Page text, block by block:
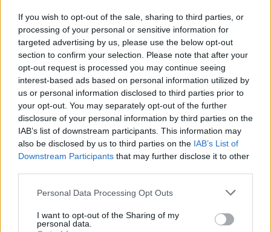
If you wish to opt-out of the sale, sharing to third parties, or
processing of your personal or sensitive information for
targeted advertising by us, please use the below opt-out
section to confirm your selection. Please note that after your
opt-out request is processed you may continue seeing
interest-based ads based on personal information utilized by
us or personal information disclosed to third parties prior to
your opt-out. You may separately opt-out of the further
disclosure of your personal information by third parties on the
IAB’s list of downstream participants. This information may
also be disclosed by us to third parties on the IAB’s List of
Downstream Participants that may further disclose it to other
Personal Data Processing Opt Outs
I want to opt-out of the Sharing of my
personal data.
stawia mu śniadanie. Okazuje się on
pracownikiem owego wydziału cenzury, a przy
tym zagorzałym komunistą ideowym. Mężczyźni
kłócą się o idee i rozstają.
Bohater zaczyna błąkać się po mieście. Spotyka
różnych ludzi, którzy kojarzą mu się z innymi
postaciami albo podsuwają różne refleksje.
Zastanawia się on cały czas nad tym, czy
powinien dokonać wieczorem samospalenia. W
końcu trafia nad Wisłę, gdzie jest świadkiem
manifestacji patriotycznej. Wchodzi do
mieszkania, które w porannej rozmowie
przykazał mu odwiedzić Hubert.